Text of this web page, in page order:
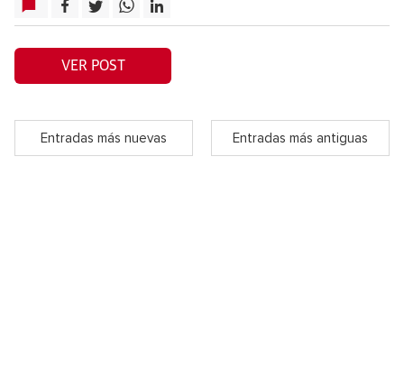
VER POST
Entradas más nuevas Entradas más antiguas